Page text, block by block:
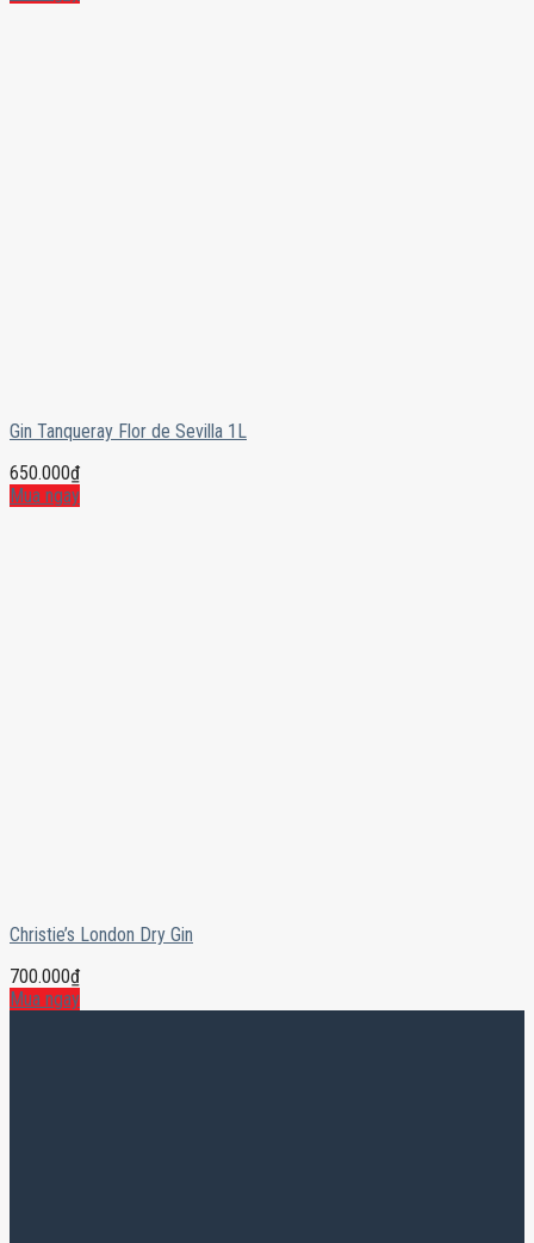
Gin Tanqueray Flor de Sevilla 1L
650.000₫
Mua ngay
Christie’s London Dry Gin
700.000₫
Mua ngay